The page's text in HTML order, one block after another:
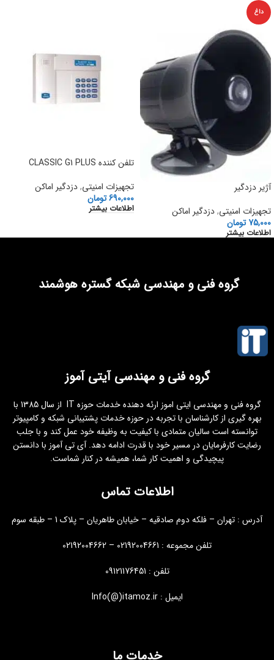
داغ
آژیر دزدگیر
تجهیزات امنیتی,دزدگیر اماکن
75,000 تومان
اطلاعات بیشتر
تلفن کننده CLASSIC G1 PLUS
تجهیزات امنیتی,دزدگیر اماکن
690,000تومان
اطلاعات بیشتر
گروه فنی و مهندسی شبکه گستره هوشمند
گروه فنی و مهندسی آیتی آموز
گروه فنی و مهندسی ایتی اموز ارئه دهنده خدمات حوزه IT از سال 1385 با
بهره گیری از کارشناسان با تجربه در حوزه خدمات پشتیبانی شبکه و کامپیوتر
توانسته است سالیان متمادی با کیفیت به وظیفه خود عمل کند و با جلب
رضایت کارفرمایان در مسیر خود با قدرت ادامه دهد. آی تی آموز با دانستن
پیچیدگی و اهمیت کار شما، همیشه در کنار شماست.
اطلاعات تماس
آدرس : تهران – فلکه دوم صادقیه – خیابان طاهریان – پلاک 1 – طبقه سوم
تلفن مجموعه : 02192004661 – 02192004662
تلفن : 09121176451
ایمیل : Info(@)itamoz.ir